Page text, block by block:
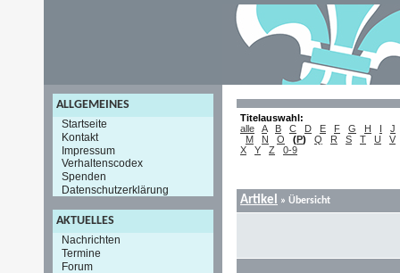
ALLGEMEINES
Startseite
Kontakt
Impressum
Verhaltenscodex
Spenden
Datenschutzerklärung
AKTUELLES
Nachrichten
Termine
Forum
Titelauswahl:
alle
A B C D E F G H I
J
M
N O (P) Q R S T U
V
X
Y Z 0-9
Artikel » Übersicht